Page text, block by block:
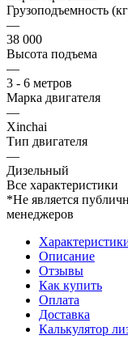
Грузоподъемность
—
38 000
Высота подъема
—
3 - 6 метров
Марка двигателя
—
Xinchai
Тип двигателя
—
Дизельный
Все характеристики
*Не является
менеджеров
Описание
Отзывы
Как купить
Оплата
Доставка
Калькулятор